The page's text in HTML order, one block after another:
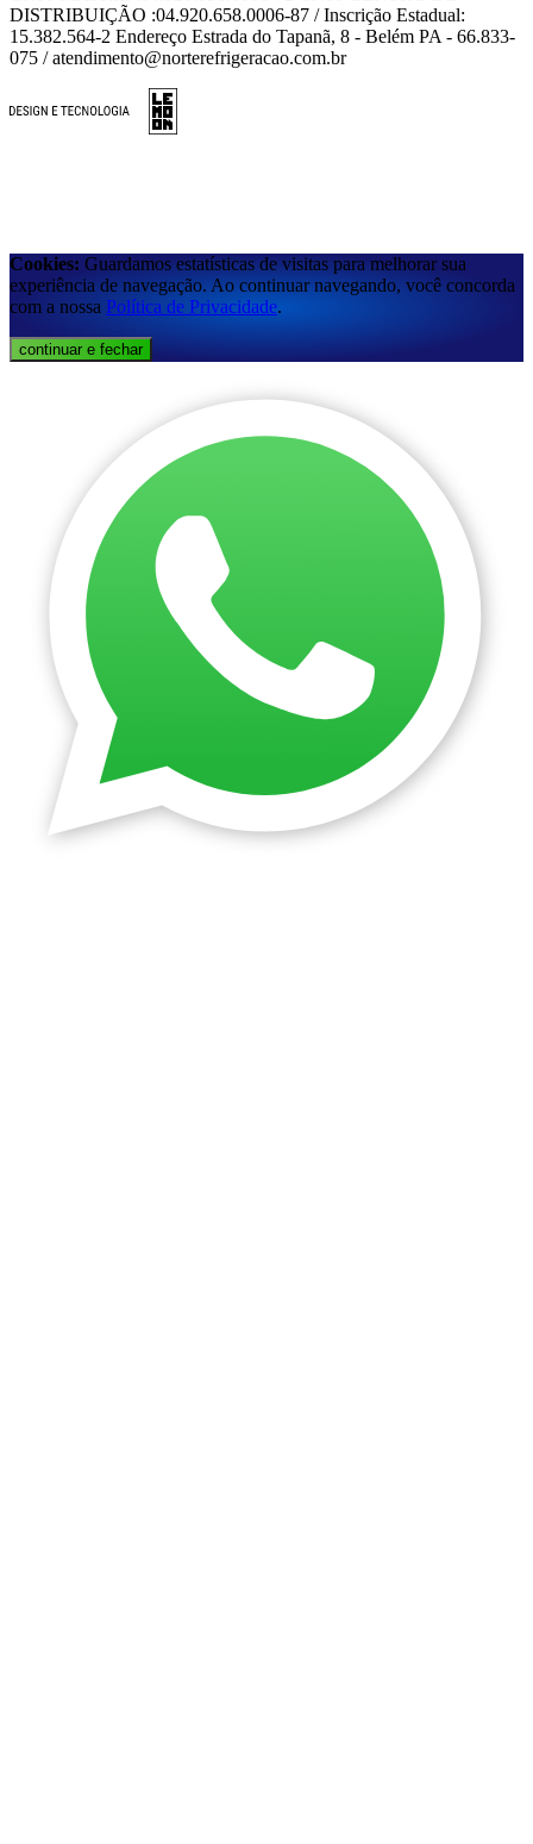
DISTRIBUIÇÃO :04.920.658.0006-87 / Inscrição Estadual:
15.382.564-2 Endereço Estrada do Tapanã, 8 - Belém PA - 66.833-
075 / atendimento@norterefrigeracao.com.br
Cookies: Guardamos estatísticas de visitas para melhorar sua
experiência de navegação. Ao continuar navegando, você concorda
com a nossa Política de Privacidade.
continuar e fechar